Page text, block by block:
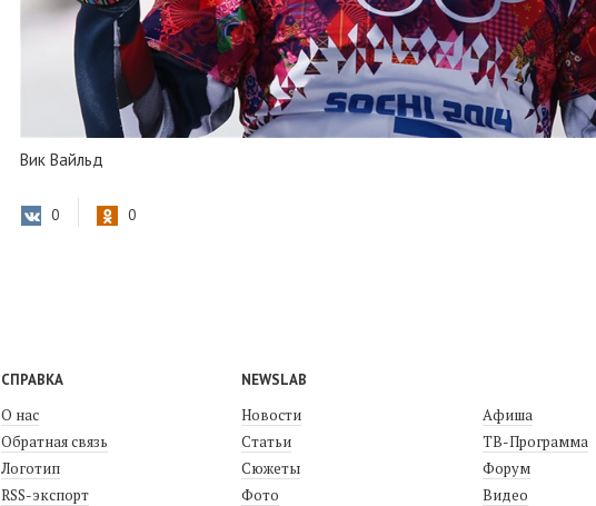
Вик Вайльд
0 0
СПРАВКА
О нас
Обратная связь
Логотип
RSS-экспорт
NEWSLAB
Новости
Статьи
Сюжеты
Фото
Афиша
ТВ-Программа
Форум
Видео